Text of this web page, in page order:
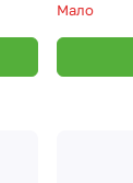
Мало